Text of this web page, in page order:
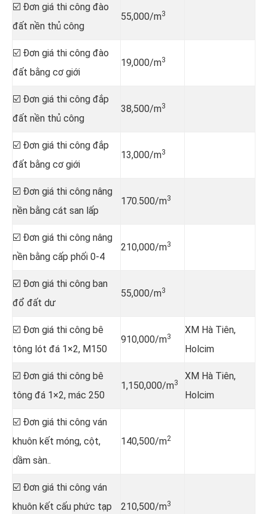
☑️ Đơn giá thi công đào
đất nền thủ công
55,000/m3
☑️ Đơn giá thi công đào
đất bằng cơ giới
19,000/m3
☑️ Đơn giá thi công đắp
đất nền thủ công
38,500/m3
☑️ Đơn giá thi công đắp
đất bằng cơ giới
13,000/m3
☑️ Đơn giá thi công nâng
nền bằng cát san lấp
170.500/m3
☑️ Đơn giá thi công nâng
nền bằng cấp phối 0-4
210,000/m3
☑️ Đơn giá thi công ban
đổ đất dư
55,000/m3
☑️ Đơn giá thi công bê
tông lót đá 1×2, M150
910,000/m3
XM Hà Tiên,
Holcim
☑️ Đơn giá thi công bê
tông đá 1×2, mác 250
1,150,000/m3
XM Hà Tiên,
Holcim
☑️ Đơn giá thi công ván
khuôn kết móng, cột,
dầm sàn..
140,500/m2
☑️ Đơn giá thi công ván
khuôn kết cấu phức tạp
210,500/m3